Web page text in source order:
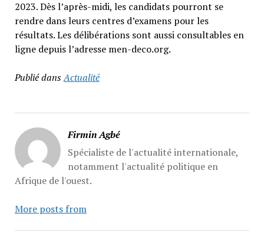
2023. Dès l’après-midi, les candidats pourront se
rendre dans leurs centres d’examens pour les
résultats. Les délibérations sont aussi consultables en
ligne depuis l’adresse men-deco.org.
Publié dansActualité
Firmin Agbé
Spécialiste de l'actualité internationale,
notamment l'actualité politique en
Afrique de l'ouest.
More posts from